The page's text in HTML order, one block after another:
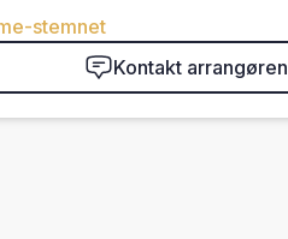
stemnet
Kontakt arrangøren